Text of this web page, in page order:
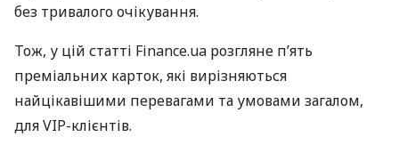
без тривалого очікування.
Тож, у цій статті Finance.ua розгляне п’ять
преміальних карток, які вирізняються
найцікавішими перевагами та умовами загалом,
для VIP-клієнтів.